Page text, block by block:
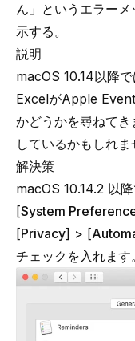
ん」というエラー
示する。
説明
macOS 10.14以降
ExcelがApple
かどうかを尋ねて
しているかもしれま
解決策
macOS 10.14.2 以
[System
[Privacy] > [
チェックを入れます。